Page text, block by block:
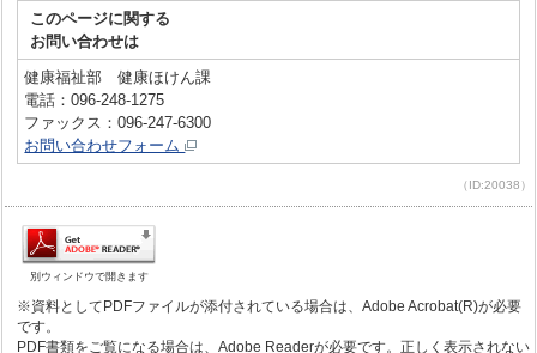
このページに関する
お問い合わせは
健康福祉部 健康ほけん課
電話：096-248-1275
ファックス：096-247-6300
お問い合わせフォーム
（ID:20038）
別ウィンドウで開きます
※資料としてPDFファイルが添付されている場合は、Adobe Acrobat(R)が必要
です。
PDF書類をご覧になる場合は、Adobe Readerが必要です。正しく表示されない